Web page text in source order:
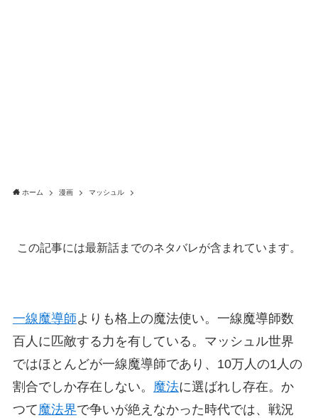
ホーム 漫画 マッシュル
この記事には最新話までのネタバレが含まれています。
一線魔導師よりも格上の魔法使い。一線魔導師数
百人に匹敵する力を有している。マッシュル世界
ではほとんどが一線魔導師であり、10万人の1人の
割合でしか存在しない。 魔法に選ばれし存在。か
つて魔法界で争いが絶えなかった時代では、戦況